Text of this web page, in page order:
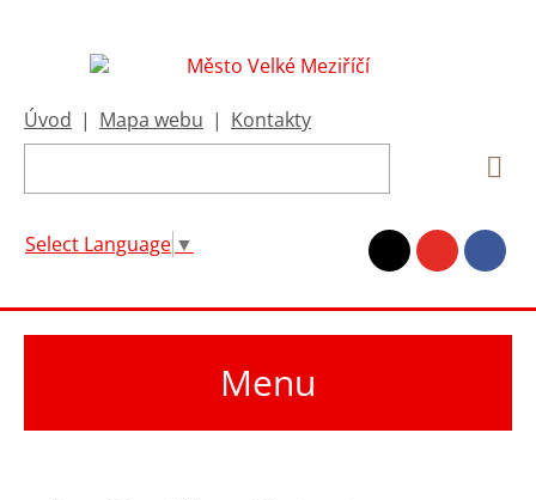
Úvod | Mapa webu | Kontakty
Select Language ▼
Menu